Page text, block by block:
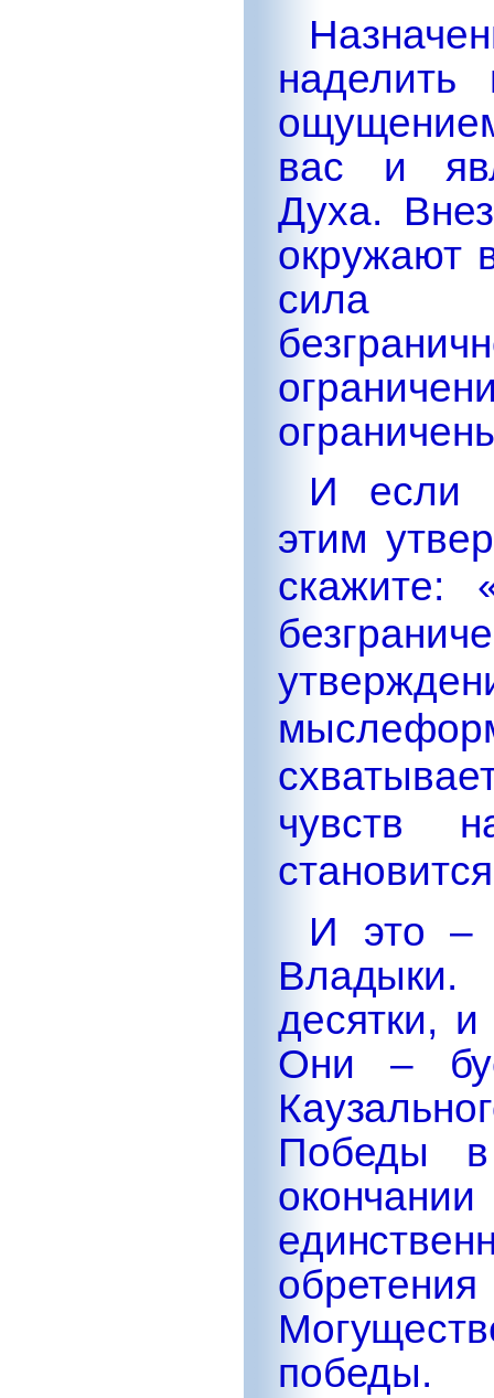
вас и
Духа.
окружают
сила
И если
этим
чувств
И это –
десятки,
Они –
Победы
победы.